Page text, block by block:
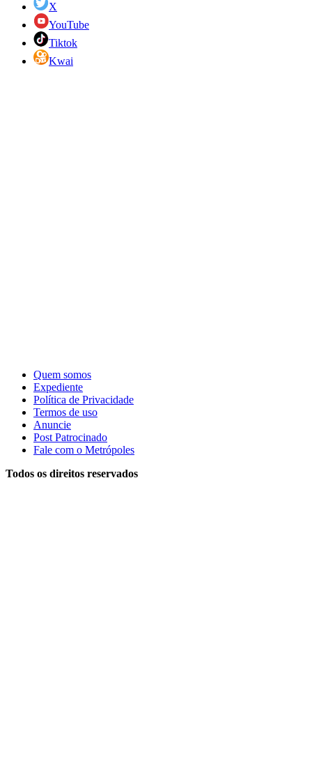
X
YouTube
Tiktok
Kwai
Quem somos
Expediente
Política de Privacidade
Termos de uso
Anuncie
Post Patrocinado
Fale com o Metrópoles
Todos os direitos reservados